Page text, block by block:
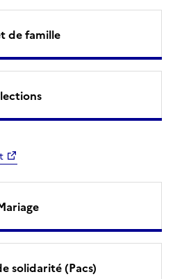
de famille
solidarité (Pacs)